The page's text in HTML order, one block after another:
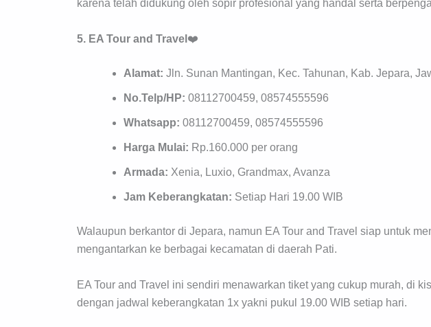
karena telah didukung oleh sopir profesional yang handal serta
5. EA Tour and Travel ❤️
Alamat: Jln. Sunan Mantingan, Kec. Tahunan, Kab. Jepara,
No.Telp/HP: 08112700459, 08574555596
Whatsapp: 08112700459, 08574555596
Harga Mulai: Rp.160.000 per orang
Armada: Xenia, Luxio, Grandmax, Avanza
Jam Keberangkatan: Setiap Hari 19.00 WIB
Walaupun berkantor di Jepara, namun EA Tour and Travel siap untuk
mengantarkan ke berbagai kecamatan di daerah Pati.
EA Tour and Travel ini sendiri menawarkan tiket yang cukup murah, di
dengan jadwal keberangkatan 1x yakni pukul 19.00 WIB setiap hari.